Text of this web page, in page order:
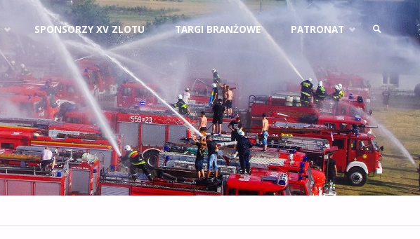
SPONSORZY XV ZLOTU TARGI BRANŻOWE PATRONAT
SZUKAJ